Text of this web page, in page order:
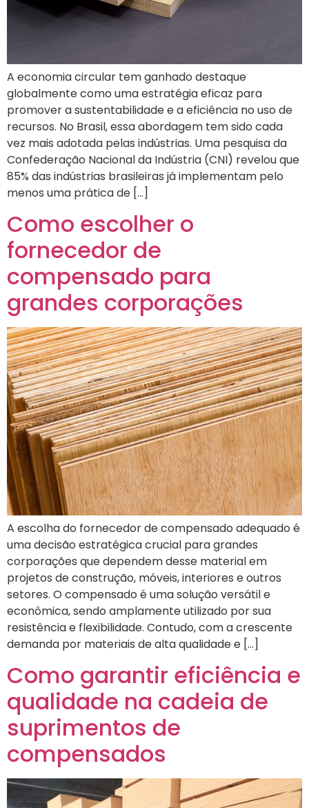
A economia circular tem ganhado destaque
globalmente como uma estratégia eficaz para
promover a sustentabilidade e a eficiência no uso de
recursos. No Brasil, essa abordagem tem sido cada
vez mais adotada pelas indústrias. Uma pesquisa da
Confederação Nacional da Indústria (CNI) revelou que
85% das indústrias brasileiras já implementam pelo
menos uma prática de […]
Como escolher o
fornecedor de
compensado para
grandes corporações
A escolha do fornecedor de compensado adequado é
uma decisão estratégica crucial para grandes
corporações que dependem desse material em
projetos de construção, móveis, interiores e outros
setores. O compensado é uma solução versátil e
econômica, sendo amplamente utilizado por sua
resistência e flexibilidade. Contudo, com a crescente
demanda por materiais de alta qualidade e […]
Como garantir eficiência e
qualidade na cadeia de
suprimentos de
compensados